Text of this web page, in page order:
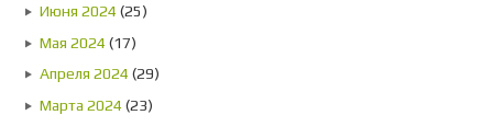
Июня 2024 (25)
Мая 2024 (17)
Апреля 2024 (29)
Марта 2024 (23)